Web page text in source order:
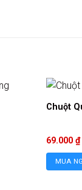
Chuột
69.000 ₫
MUA